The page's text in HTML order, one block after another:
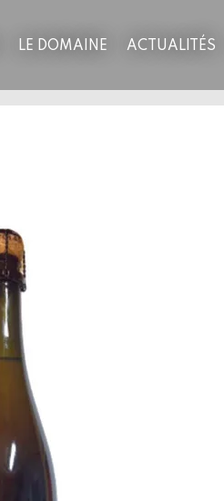
LE DOMAINE ACTUALITÉS